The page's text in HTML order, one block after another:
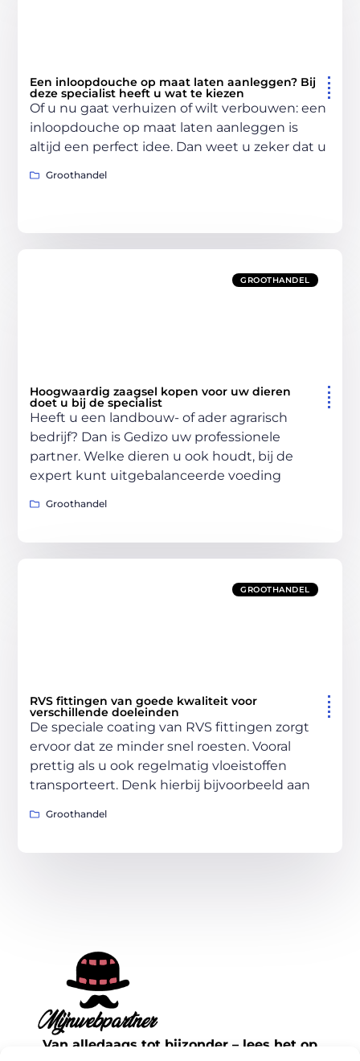
Een inloopdouche op maat laten aanleggen? Bij
deze specialist heeft u wat te kiezen
Of u nu gaat verhuizen of wilt verbouwen: een
inloopdouche op maat laten aanleggen is
altijd een perfect idee. Dan weet u zeker dat u
Groothandel
GROOTHANDEL
Hoogwaardig zaagsel kopen voor uw dieren
doet u bij de specialist
Heeft u een landbouw- of ader agrarisch
bedrijf? Dan is Gedizo uw professionele
partner. Welke dieren u ook houdt, bij de
expert kunt uitgebalanceerde voeding
Groothandel
GROOTHANDEL
RVS fittingen van goede kwaliteit voor
verschillende doeleinden
De speciale coating van RVS fittingen zorgt
ervoor dat ze minder snel roesten. Vooral
prettig als u ook regelmatig vloeistoffen
transporteert. Denk hierbij bijvoorbeeld aan
Groothandel
Van alledaags tot bijzonder – lees het op